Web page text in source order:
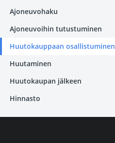
Ajoneuvohaku
Ajoneuvoihin tutustuminen
Huutokauppaan osallistuminen
Huutaminen
Huutokaupan jälkeen
Hinnasto